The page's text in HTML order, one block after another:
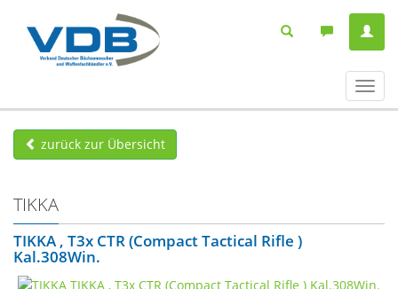
ein-/
zurück zur Übersicht
TIKKA
TIKKA , T3x CTR (Compact Tactical Rifle )
Kal.308Win.